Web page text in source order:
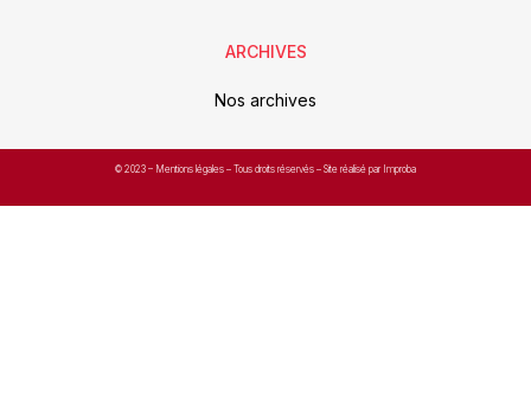
ARCHIVES
Nos archives
© 2023 – Mentions légales – Tous droits réservés – Site réalisé par Improba